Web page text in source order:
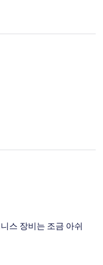
스 장비는 조금 아쉬